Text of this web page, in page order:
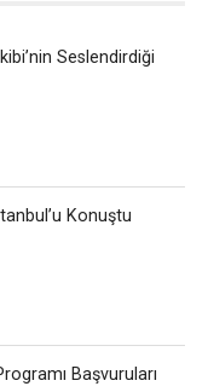
Seslendirdiği
Konuştu
Başvuruları